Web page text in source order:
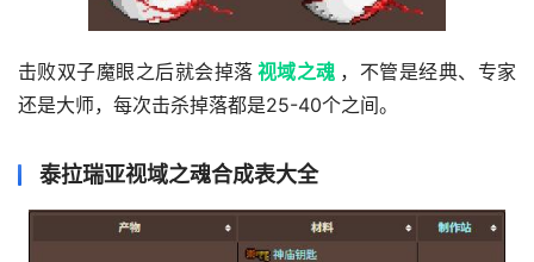
击败双子魔眼之后就会掉落 视域之魂 ，不管是经典、专家
还是大师，每次击杀掉落都是25-40个之间。
泰拉瑞亚视域之魂合成表大全